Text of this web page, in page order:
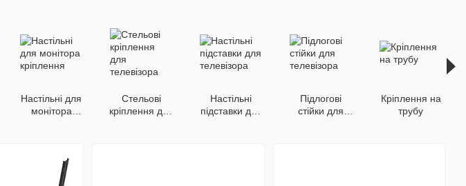
Настільні для
монітора
Стельові
кріплення для
Настільні
підставки для
Підлогові
стійки для
Кріплення на
трубу